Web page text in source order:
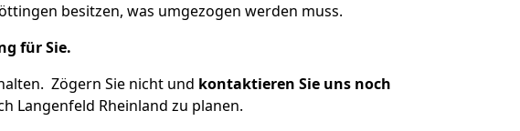
besitzen, was umgezogen werden muss.
für Sie.
Zögern Sie nicht und kontaktieren Sie uns noch
Langenfeld Rheinland zu planen.